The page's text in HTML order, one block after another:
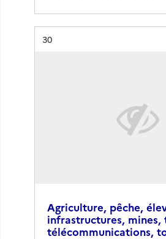
Résultat n°
30
Agriculture, pêche,
infrastructures, mines,
télécommunications,